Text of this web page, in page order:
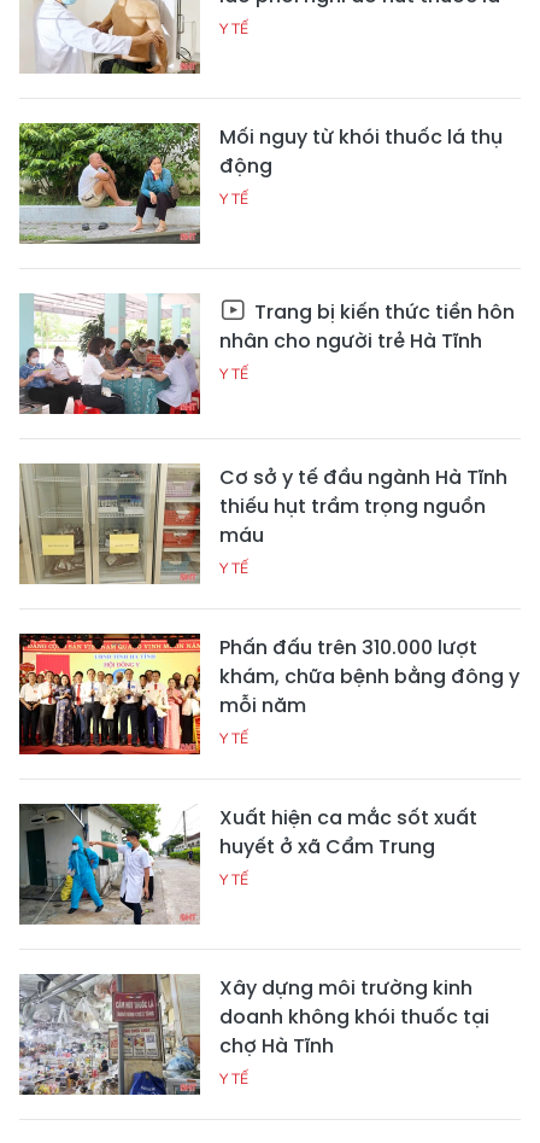
Y TẾ
Mối nguy từ khói thuốc lá thụ
động
Y TẾ
Trang bị kiến thức tiền hôn
nhân cho người trẻ Hà Tĩnh
Y TẾ
Cơ sở y tế đầu ngành Hà Tĩnh
thiếu hụt trầm trọng nguồn
máu
Y TẾ
Phấn đấu trên 310.000 lượt
khám, chữa bệnh bằng đông y
mỗi năm
Y TẾ
Xuất hiện ca mắc sốt xuất
huyết ở xã Cẩm Trung
Y TẾ
Xây dựng môi trường kinh
doanh không khói thuốc tại
chợ Hà Tĩnh
Y TẾ